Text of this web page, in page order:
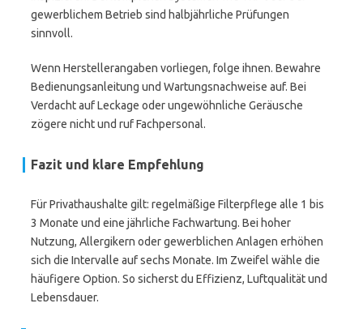
gewerblichem Betrieb sind halbjährliche Prüfungen
sinnvoll.
Wenn Herstellerangaben vorliegen, folge ihnen. Bewahre
Bedienungsanleitung und Wartungsnachweise auf. Bei
Verdacht auf Leckage oder ungewöhnliche Geräusche
zögere nicht und ruf Fachpersonal.
Fazit und klare Empfehlung
Für Privathaushalte gilt: regelmäßige Filterpflege alle 1 bis
3 Monate und eine jährliche Fachwartung. Bei hoher
Nutzung, Allergikern oder gewerblichen Anlagen erhöhen
sich die Intervalle auf sechs Monate. Im Zweifel wähle die
häufigere Option. So sicherst du Effizienz, Luftqualität und
Lebensdauer.